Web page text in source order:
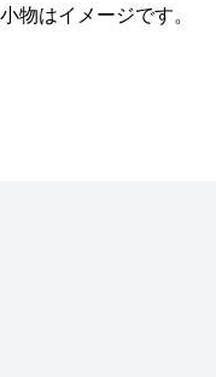
物はイメージです。